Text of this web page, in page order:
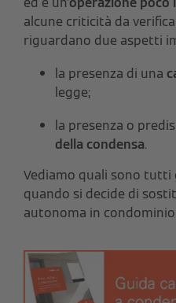
alcune criticità da
riguardano due aspetti
la presenza di una
legge;
la presenza o
della condensa.
Vediamo quali sono
quando si decide di
autonoma in